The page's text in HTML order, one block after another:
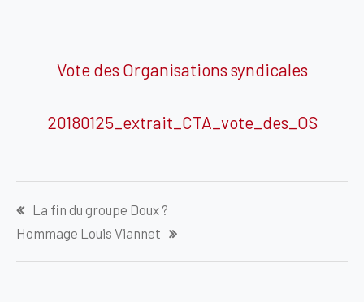
Vote des Organisations syndicales
20180125_extrait_CTA_vote_des_OS
La fin du groupe Doux ?
Hommage Louis Viannet